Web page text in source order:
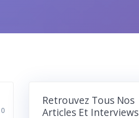
0
Retrouvez Tous Nos
Articles Et Interviews